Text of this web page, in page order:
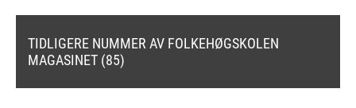
TIDLIGERE NUMMER AV FOLKEHØGSKOLEN
MAGASINET (85)